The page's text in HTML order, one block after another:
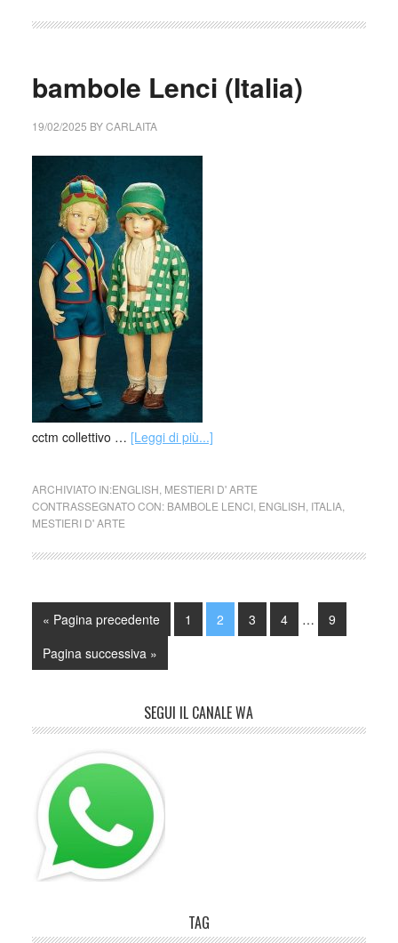
bambole Lenci (Italia)
19/02/2025 BYCARLAITA
cctm collettivo … [Leggi di più...]
ARCHIVIATO IN:ENGLISH MESTIERI D' ARTE
CONTRASSEGNATO CON: BAMBOLE LENCI, ENGLISH ITALIA,
MESTIERI D' ARTE
« Pagina precedente 1 2 3 4 …
9
Pagina successiva »
SEGUI IL CANALE WA
TAG